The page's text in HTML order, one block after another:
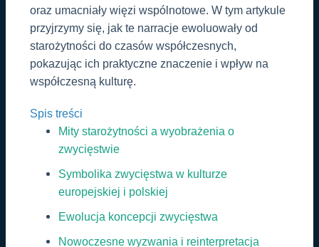
oraz umacniały więzi wspólnotowe. W tym artykule
przyjrzymy się, jak te narracje ewoluowały od
starożytności do czasów współczesnych,
pokazując ich praktyczne znaczenie i wpływ na
współczesną kulturę.
Spis treści
Mity starożytności a wyobrażenia o
zwycięstwie
Symbolika zwycięstwa w kulturze
europejskiej i polskiej
Ewolucja koncepcji zwycięstwa
Nowoczesne wyzwania i reinterpretacja